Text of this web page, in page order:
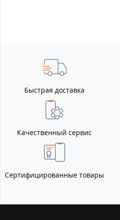
Быстрая доставка
Качественный сервис
Сертифицированные товары